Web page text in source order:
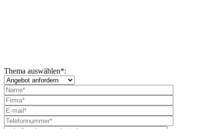
Thema auswählen*: